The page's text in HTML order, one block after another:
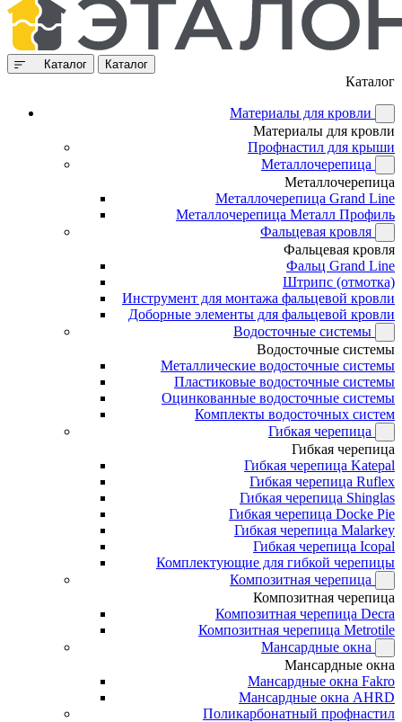
Каталог Каталог
Каталог
Материалы для кровли
Материалы для кровли
Профнастил для крыши
Металлочерепица
Металлочерепица
Металлочерепица Grand Line
Металлочерепица Металл Профиль
Фальцевая кровля
Фальцевая кровля
Фальц Grand Line
Штрипс (отмотка)
Инструмент для монтажа фальцевой кровли
Доборные элементы для фальцевой кровли
Водосточные системы
Водосточные системы
Металлические водосточные системы
Пластиковые водосточные системы
Оцинкованные водосточные системы
Комплекты водосточных систем
Гибкая черепица
Гибкая черепица
Гибкая черепица Katepal
Гибкая черепица Ruflex
Гибкая черепица Shinglas
Гибкая черепица Docke Pie
Гибкая черепица Malarkey
Гибкая черепица Icopal
Комплектующие для гибкой черепицы
Композитная черепица
Композитная черепица
Композитная черепица Decra
Композитная черепица Metrotile
Мансардные окна
Мансардные окна
Мансардные окна Fakro
Мансардные окна AHRD
Поликарбонатный профнастил